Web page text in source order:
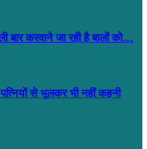
बार करवाने जा रही है बालों को…
से भूलकर भी नहीं कहनी